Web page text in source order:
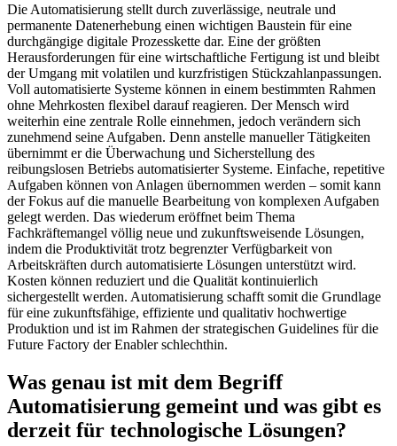
Die Automatisierung stellt durch zuverlässige, neutrale und
permanente Datenerhebung einen wichtigen Baustein für eine
durchgängige digitale Prozesskette dar. Eine der größten
Herausforderungen für eine wirtschaftliche Fertigung ist und bleibt
der Umgang mit volatilen und kurzfristigen Stückzahlanpassungen.
Voll automatisierte Systeme können in einem bestimmten Rahmen
ohne Mehrkosten flexibel darauf reagieren. Der Mensch wird
weiterhin eine zentrale Rolle einnehmen, jedoch verändern sich
zunehmend seine Aufgaben. Denn anstelle manueller Tätigkeiten
übernimmt er die Überwachung und Sicherstellung des
reibungslosen Betriebs automatisierter Systeme. Einfache, repetitive
Aufgaben können von Anlagen übernommen werden – somit kann
der Fokus auf die manuelle Bearbeitung von komplexen Aufgaben
gelegt werden. Das wiederum eröffnet beim Thema
Fachkräftemangel völlig neue und zukunftsweisende Lösungen,
indem die Produktivität trotz begrenzter Verfügbarkeit von
Arbeitskräften durch automatisierte Lösungen unterstützt wird.
Kosten können reduziert und die Qualität kontinuierlich
sichergestellt werden. Automatisierung schafft somit die Grundlage
für eine zukunftsfähige, effiziente und qualitativ hochwertige
Produktion und ist im Rahmen der strategischen Guidelines für die
Future Factory der Enabler schlechthin.
Was genau ist mit dem Begriff
Automatisierung gemeint und was gibt es
derzeit für technologische Lösungen?